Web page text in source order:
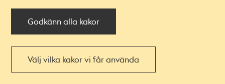
Godkänn alla kakor
Välj vilka kakor vi får använda